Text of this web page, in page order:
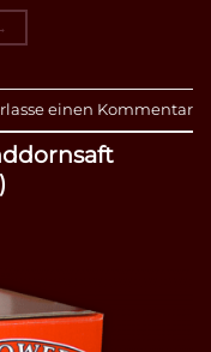
einen Kommentar